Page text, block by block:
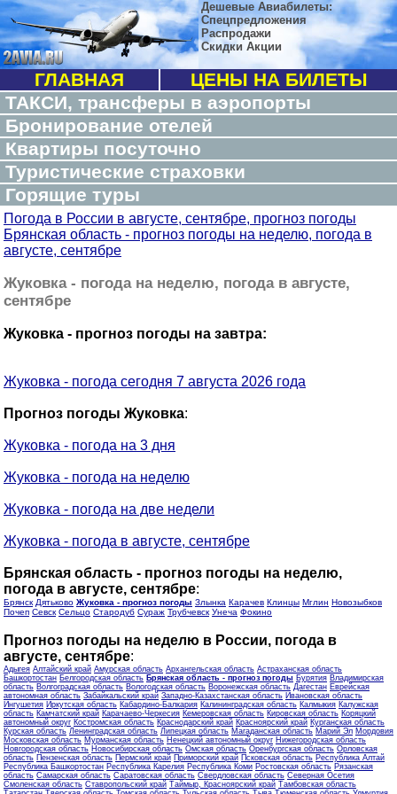
Дешевые Авиабилеты:
Спецпредложения
Распродажи
Скидки Акции
ГЛАВНАЯ
ЦЕНЫ НА БИЛЕТЫ
ТАКСИ, трансферы в аэропорты
Бронирование отелей
Квартиры посуточно
Туристические страховки
Горящие туры
Погода в России в августе, сентябре, прогноз погоды
Брянская область - прогноз погоды на неделю, погода в
августе, сентябре
Жуковка - погода на неделю, погода в августе,
сентябре
Жуковка - прогноз погоды на завтра:
Жуковка - погода сегодня 7 августа 2026 года
Прогноз погоды Жуковка:
Жуковка - погода на 3 дня
Жуковка - погода на неделю
Жуковка - погода на две недели
Жуковка - погода в августе, сентябре
Брянская область - прогноз погоды на неделю,
погода в августе, сентябре:
Брянск Дятьково Жуковка - прогноз погоды Злынка Карачев Клинцы Мглин Новозыбков
Почеп Севск Сельцо Стародуб Сураж Трубчевск Унеча Фокино
Прогноз погоды на неделю в России, погода в
августе, сентябре:
Адыгея Алтайский край Амурская область Архангельская область Астраханская область
Башкортостан Белгородская область Брянская область - прогноз погоды Бурятия Владимирская
область Волгоградская область Вологодская область Воронежская область Дагестан Еврейская
автономная область Забайкальский край Западно-Казахстанская область Ивановская область
Ингушетия Иркутская область Кабардино-Балкария Калининградская область Калмыкия Калужская
область Камчатский край Карачаево-Черкесия Кемеровская область Кировская область Коряцкий
автономный округ Костромская область Краснодарский край Красноярский край Курганская область
Курская область Ленинградская область Липецкая область Магаданская область Марий Эл Мордовия
Московская область Мурманская область Ненецкий автономный округ Нижегородская область
Новгородская область Новосибирская область Омская область Оренбургская область Орловская
область Пензенская область Пермский край Приморский край Псковская область Республика Алтай
Республика Башкортостан Республика Карелия Республика Коми Ростовская область Рязанская
область Самарская область Саратовская область Свердловская область Северная Осетия
Смоленская область Ставропольский край Таймыр, Красноярский край Тамбовская область